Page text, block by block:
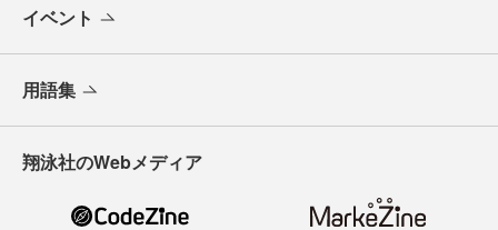
イベント
用語集
翔泳社のWebメディア